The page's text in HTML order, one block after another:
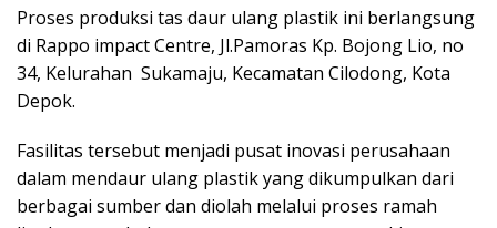
Proses produksi tas daur ulang plastik ini berlangsung
di Rappo impact Centre, Jl.Pamoras Kp. Bojong Lio, no
34, Kelurahan Sukamaju, Kecamatan Cilodong, Kota
Depok.
Fasilitas tersebut menjadi pusat inovasi perusahaan
dalam mendaur ulang plastik yang dikumpulkan dari
berbagai sumber dan diolah melalui proses ramah